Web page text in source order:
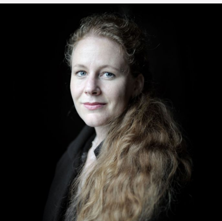
The OnR with you
Guided tours of the Opera
House